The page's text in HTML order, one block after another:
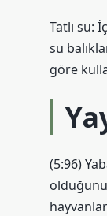
Tatlı su:
su
göre
(5:96)